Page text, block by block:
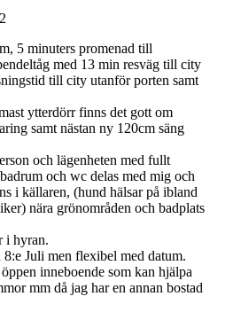
5 minuters promenad till
med 13 min resväg till city
till city utanför porten samt
ytterdörr finns det gott om
samt nästan ny 120cm säng
och lägenheten med fullt
och wc delas med mig och
i källaren, (hund hälsar på ibland
nära grönområden och badplats
i hyran.
Juli men flexibel med datum.
inneboende som kan hjälpa
mm då jag har en annan bostad